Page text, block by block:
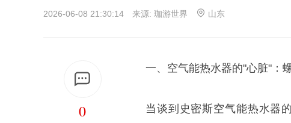
2026-06-08 21:30:14 来源: 珈游世界 山东
0
一、空气能热水器的"心脏"：
当谈到史密斯空气能热水器